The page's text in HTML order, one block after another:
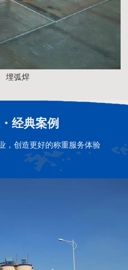
埋弧焊
经典案例
，创造更好的称重服务体验